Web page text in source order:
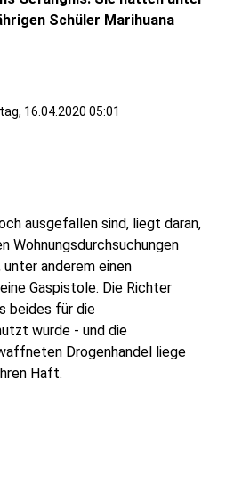
Schüler Marihuana
16.04.2020 05:01
ausgefallen sind, liegt daran,
Wohnungsdurchsuchungen
anderem einen
Gaspistole. Die Richter
beides für die
wurde - und die
Drogenhandel liege
Haft.